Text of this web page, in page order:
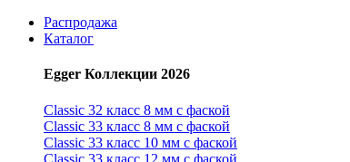
Распродажа
Каталог
Egger Коллекции 2026
Classic 32 класс 8 мм с фаской
Classic 33 класс 8 мм с фаской
Classic 33 класс 10 мм с фаской
Classic 33 класс 12 мм с фаской